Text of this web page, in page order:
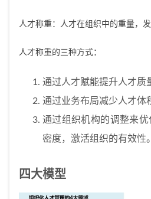
人才称重：人才在组织中的重量，发
人才称重的三种方式：
通过人才赋能提升人才质
通过业务布局减少人才体
通过组织机构的调整来
密度，激活组织的有效性。
四大模型